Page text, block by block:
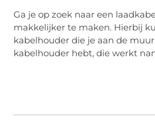
Ga je op zoek naar een
makkelijker te maken. Hierbij
kabelhouder die je aan de
kabelhouder hebt, die werkt